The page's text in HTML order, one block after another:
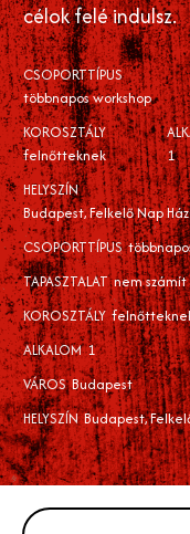
célok felé indulsz.
CSOPORTTÍPUS
többnapos workshop
KOROSZTÁLY
felnőtteknek
1
HELYSZÍN
Budapest, Felkelő Nap
CSOPORTTÍPUS
TAPASZTALAT nem számít
KOROSZTÁLY
ALKALOM 1
VÁROS Budapest
HELYSZÍN Budapest,